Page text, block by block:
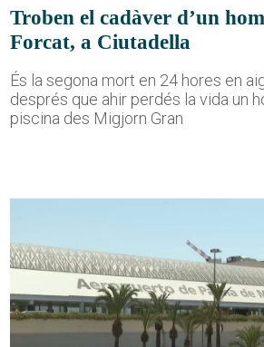
Troben el cadàver d’un
Forcat, a Ciutadella
És la segona mort en 24 hores en
després que ahir perdés la vida un
piscina des Migjorn Gran